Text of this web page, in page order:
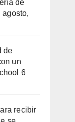
de
agosto,
de
un
6
recibir